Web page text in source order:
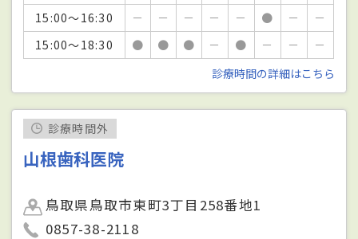
15:00～16:30
－ － － － － ● －
－
15:00～18:30
● ● ● － ● － －
－
診療時間の詳細はこちら
診療時間外
山根歯科医院
鳥取県鳥取市東町3丁目258番地1
0857-38-2118